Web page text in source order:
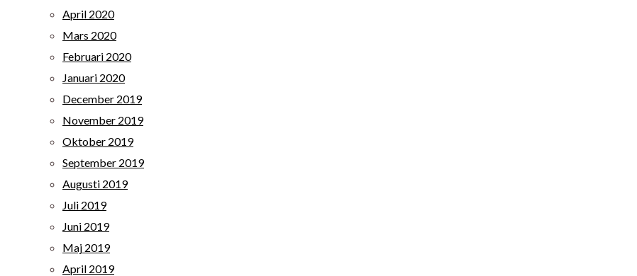
April 2020
Mars 2020
Februari 2020
Januari 2020
December 2019
November 2019
Oktober 2019
September 2019
Augusti 2019
Juli 2019
Juni 2019
Maj 2019
April 2019